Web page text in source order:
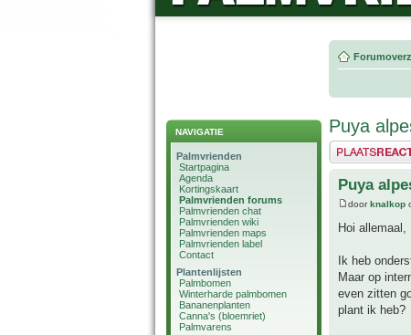
NAVIGATIE
Palmvrienden
Startpagina
Agenda
Kortingskaart
Palmvrienden forums
Palmvrienden chat
Palmvrienden wiki
Palmvrienden maps
Palmvrienden label
Contact
Plantenlijsten
Palmbomen
Winterharde palmbomen
Bananenplanten
Canna's (bloemriet)
Palmvarens
Puya
Plaats een reactie
Puya
doorknalkop
Hoi allemaal,
Ik heb
Maar op
even zitten
plant ik heb?